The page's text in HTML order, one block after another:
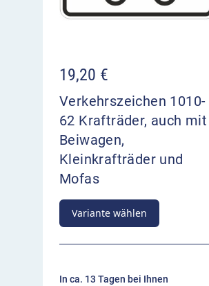
19,20 €
Verkehrszeichen 1010-
62 Krafträder, auch mit
Beiwagen,
Kleinkrafträder und
Mofas
Variante wählen
In ca. 13 Tagen bei Ihnen